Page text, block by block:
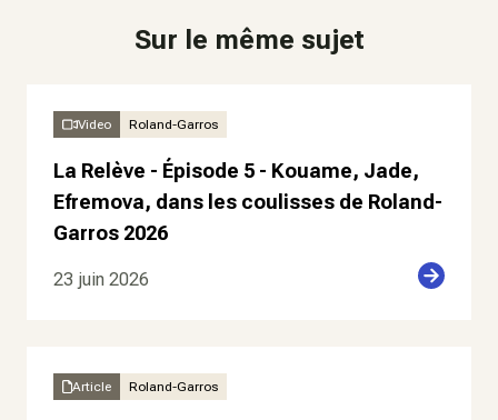
Sur le même sujet
Video Roland-Garros
La Relève - Épisode 5 - Kouame, Jade,
Efremova, dans les coulisses de Roland-
Garros 2026
23 juin 2026
Article Roland-Garros